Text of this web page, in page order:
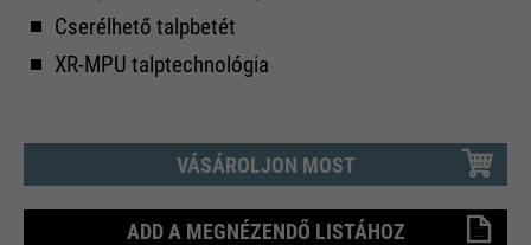
Cserélhető talpbetét
XR-MPU talptechnológia
VÁSÁROLJON MOST
ADD A MEGNÉZENDŐ LISTÁHOZ